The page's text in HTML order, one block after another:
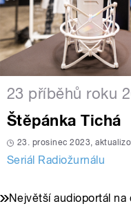
23 příběhů roku
Štěpánka Tichá
23. prosinec 2023,
Seriál Radiožurnálu
Největší audioportál